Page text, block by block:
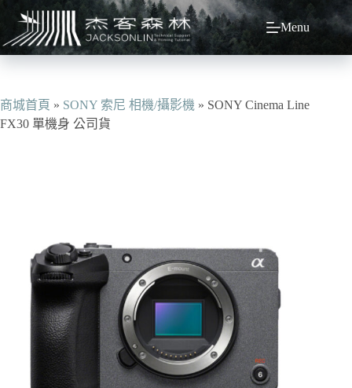
主
容
Menu
商城首頁 » SONY 索尼 相機/攝影機 » SONY Cinema Line
FX30 單機身 公司貨